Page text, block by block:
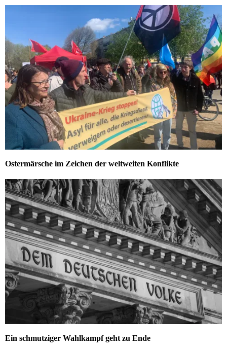
Ostermärsche im Zeichen der weltweiten Konflikte
Ein schmutziger Wahlkampf geht zu Ende